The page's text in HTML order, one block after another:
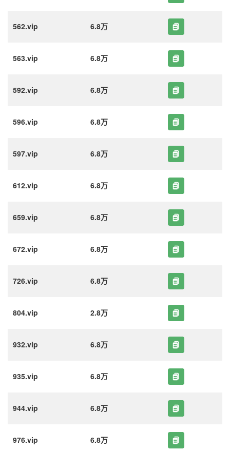
562.vip 6.8万
563.vip 6.8万
592.vip 6.8万
596.vip 6.8万
597.vip 6.8万
612.vip 6.8万
659.vip 6.8万
672.vip 6.8万
726.vip 6.8万
804.vip 2.8万
932.vip 6.8万
935.vip 6.8万
944.vip 6.8万
976.vip 6.8万